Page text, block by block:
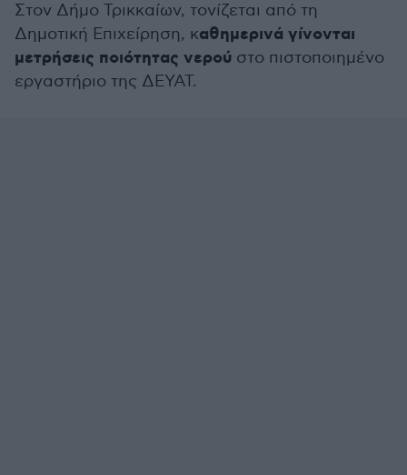
Στον Δήμο Τρικκαίων, τονίζεται από τη
Δημοτική Επιχείρηση, καθημερινά γίνονται
μετρήσεις ποιότητας νερού στο πιστοποιημένο
εργαστήριο της ΔΕΥΑΤ.